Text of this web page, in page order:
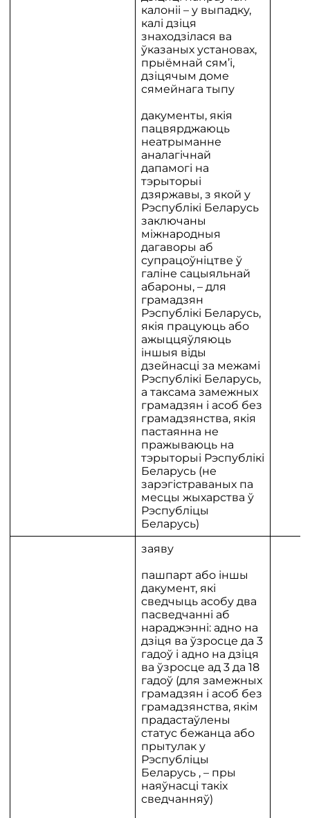
калоніі – у выпадку,
калі дзіця
знаходзілася ва
ўказаных установах,
прыёмнай сям’і,
дзіцячым доме
сямейнага тыпу
дакументы, якія
пацвярджаюць
неатрыманне
аналагічнай
дапамогі на
тэрыторыі
дзяржавы, з якой у
Рэспублікі Беларусь
заключаны
міжнародныя
дагаворы аб
супрацоўніцтве ў
галіне сацыяльнай
абароны, – для
грамадзян
Рэспублікі Беларусь,
якія працуюць або
ажыццяўляюць
іншыя віды
дзейнасці за межамі
Рэспублікі Беларусь,
а таксама замежных
грамадзян і асоб без
грамадзянства, якія
пастаянна не
пражываюць на
тэрыторыі Рэспублікі
Беларусь (не
зарэгістраваных па
месцы жыхарства ў
Рэспубліцы
Беларусь)
заяву
пашпарт або іншы
дакумент, які
сведчыць асобу два
пасведчанні аб
нараджэнні: адно на
дзіця ва ўзросце да 3
гадоў і адно на дзіця
ва ўзросце ад 3 да 18
гадоў (для замежных
грамадзян і асоб без
грамадзянства, якім
прадастаўлены
статус бежанца або
прытулак у
Рэспубліцы
Беларусь , – пры
наяўнасці такіх
сведчанняў)